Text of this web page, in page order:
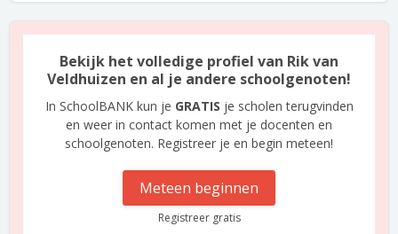
Bekijk het volledige profiel van Rik van
Veldhuizen en al je andere schoolgenoten!
In SchoolBANK kun je GRATIS je scholen terugvinden
en weer in contact komen met je docenten en
schoolgenoten. Registreer je en begin meteen!
Meteen beginnen
Registreer gratis